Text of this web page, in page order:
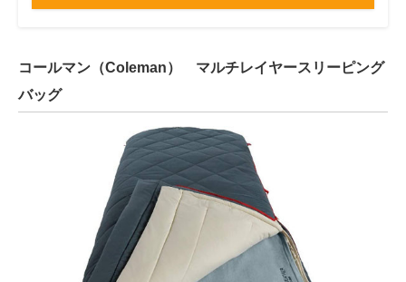
コールマン（Coleman） マルチレイヤースリーピング
バッグ